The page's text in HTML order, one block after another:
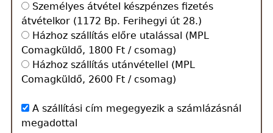
Fizetési
mód
*
Személyes átvétel készpénzes fizetés
átvételkor (1172 Bp. Ferihegyi út 28.)
Házhoz szállítás előre utalással (MPL
Comagküldő, 1800 Ft / csomag)
Házhoz szállítás utánvétellel (MPL
Comagküldő, 2600 Ft / csomag)
A
szállítási
A szállítási cím megegyezik a számlázásnál
megadottal